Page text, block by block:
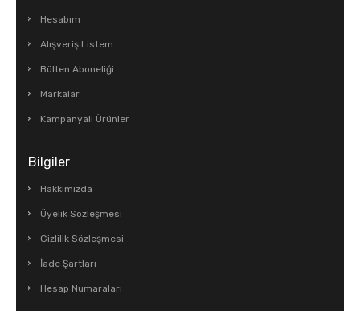
Hesabım
Alışveriş Listem
Bülten Aboneliği
Markalar
Kampanyalı Ürünler
Bilgiler
Hakkımızda
Üyelik Sözleşmesi
Gizlilik Sözleşmesi
İade Şartları
Hesap Numaraları